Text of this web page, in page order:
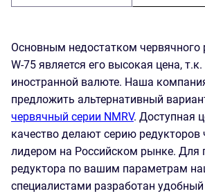
Основным недостатком червячного
W-75 является его высокая цена,
иностранной валюте. Наша
предложить альтернативный
червячный серии NMRV. Доступная
качество делают серию редукторов
лидером на Российском рынке. Для
редуктора по вашим параметрам
специалистами разработан